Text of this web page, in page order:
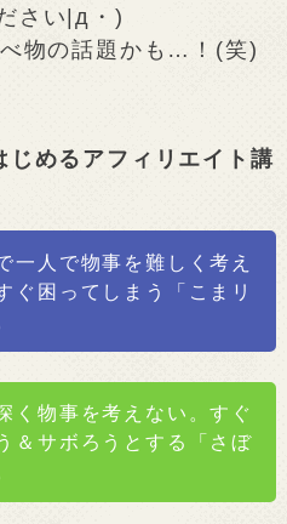
さい|д・)
物の話題かも…！(笑)
めるアフィリエイト講
一人で物事を難しく考え
ぐ困ってしまう「こまリ
く物事を考えない。すぐ
＆サボろうとする「さぼ